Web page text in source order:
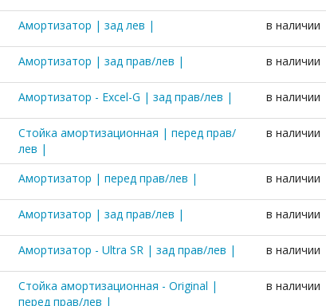
Амортизатор | зад лев | в наличии
Амортизатор | зад прав/лев | в наличии
Амортизатор - Excel-G | зад прав/лев | в наличии
Стойка амортизационная | перед прав/
лев |
в наличии
Амортизатор | перед прав/лев | в наличии
Амортизатор | зад прав/лев | в наличии
Амортизатор - Ultra SR | зад прав/лев | в наличии
Стойка амортизационная - Original |
перед прав/лев |
в наличии